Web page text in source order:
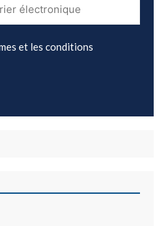
et les conditions